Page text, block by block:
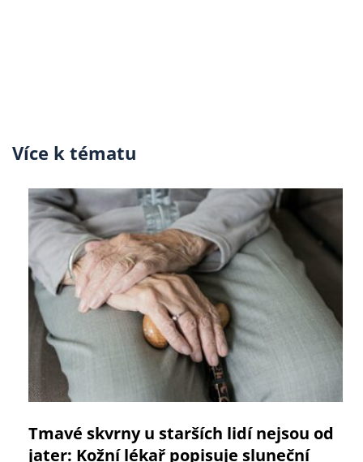
Více k tématu
Tmavé skvrny u starších lidí nejsou od
jater: Kožní lékař popisuje sluneční